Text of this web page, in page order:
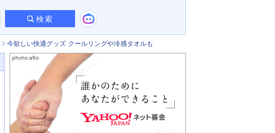
検索
今欲しい快適グッズ クールリングや冷感タオルも